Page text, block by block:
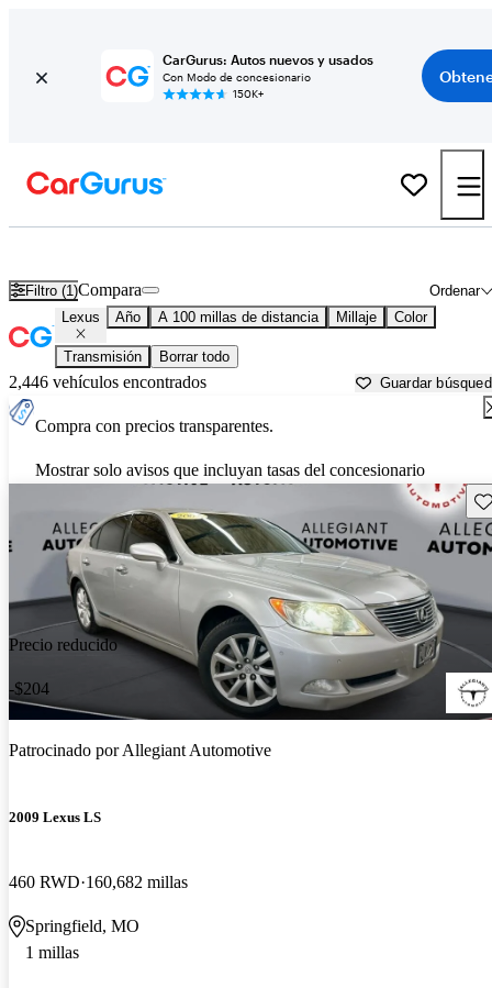
CarGurus: Autos nuevos y usados
Con Modo de concesionario
150K+
Filtro (1) Ordenar
Compara
Lexus Año A 100 millas de distancia Millaje Color
Transmisión Borrar todo
2,446 vehículos encontrados Guardar
Compra con precios transparentes.
Mostrar solo avisos que incluyan tasas del concesionario
Precio reducido
-$204
Patrocinado porAllegiant Automotive
2009 Lexus LS
460 RWD 160,682 millas
Springfield, MO
1 millas